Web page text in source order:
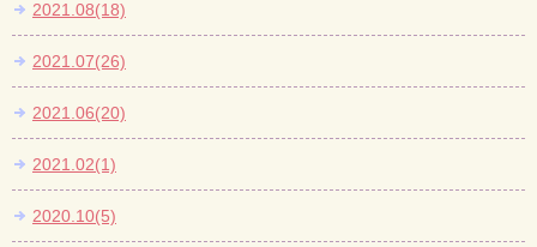
2021.08(18)
2021.07(26)
2021.06(20)
2021.02(1)
2020.10(5)